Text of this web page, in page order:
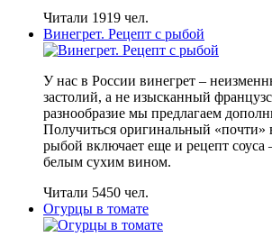
Читали 1919 чел.
Винегрет. Рецепт с рыбой
У нас в России винегрет –
застолий, а не изысканный
разнообразие мы предлагаем
Получиться оригинальный «почти»
рыбой включает еще и рецепт соуса
белым сухим вином.
Читали 5450 чел.
Огурцы в томате